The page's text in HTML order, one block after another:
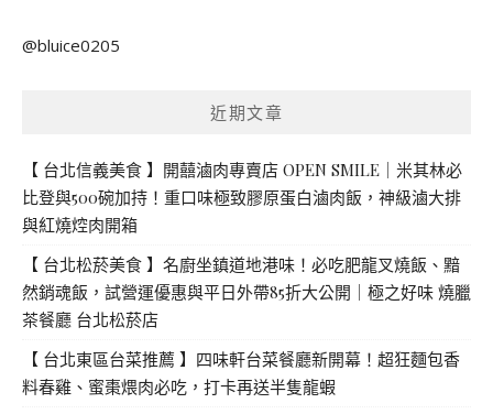
鍵
@bluice0205
近期文章
【 台北信義美食 】開囍滷肉專賣店 OPEN SMILE｜米其林必
比登與500碗加持！重口味極致膠原蛋白滷肉飯，神級滷大排
與紅燒焢肉開箱
【 台北松菸美食 】名廚坐鎮道地港味！必吃肥龍叉燒飯、黯
然銷魂飯，試營運優惠與平日外帶85折大公開｜極之好味 燒臘
茶餐廳 台北松菸店
【 台北東區台菜推薦 】四味軒台菜餐廳新開幕！超狂麵包香
料春雞、蜜棗煨肉必吃，打卡再送半隻龍蝦